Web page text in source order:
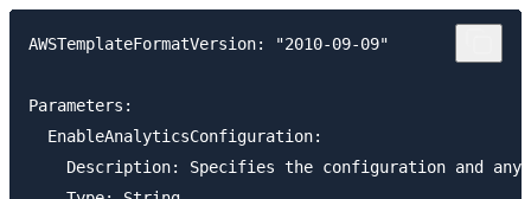
AWSTemplateFormatVersion: "2010-09-09"
Parameters:
  EnableAnalyticsConfiguration:
Description: Specifies the configuration and